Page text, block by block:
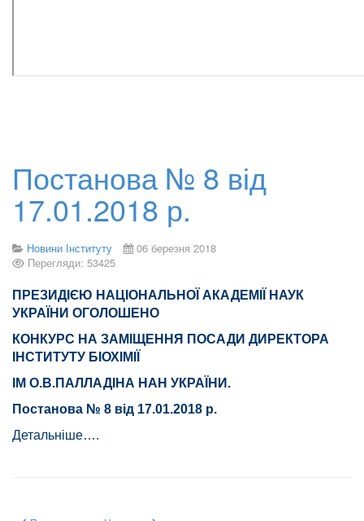
Постанова № 8 від
17.01.2018 р.
Новини Інституту
06 березня 2018
Перегляди: 53425
ПРЕЗИДІЄЮ НАЦІОНАЛЬНОЇ АКАДЕМІЇ НАУК
УКРАЇНИ ОГОЛОШЕНО
КОНКУРС НА ЗАМІЩЕННЯ ПОСАДИ ДИРЕКТОРА
ІНСТИТУТУ БІОХІМІЇ
ІМ О.В.ПАЛЛАДІНА НАН УКРАЇНИ.
Постанова № 8 від 17.01.2018 р.
Детальніше….